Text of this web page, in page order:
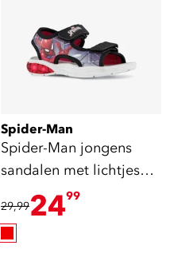
Spider-Man
Spider-Man jongens
sandalen met lichtjes
zwart rood
29,992499